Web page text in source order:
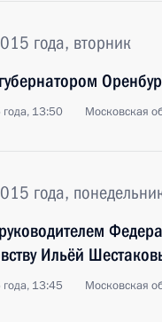
года, вторник
13:50 Московская
года,
Ильёй
13:45 Московская